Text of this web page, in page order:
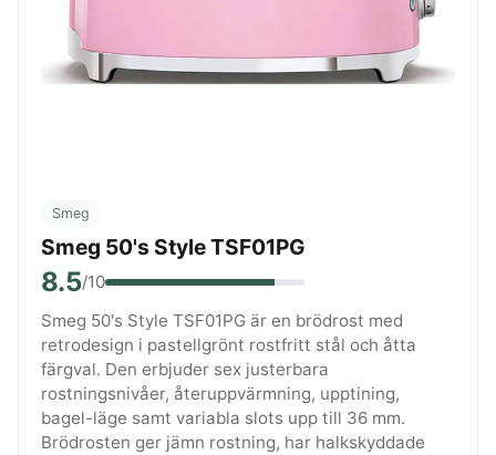
Smeg
Smeg 50's Style TSF01PG
8.5/10
Smeg 50's Style TSF01PG är en brödrost med
retrodesign i pastellgrönt rostfritt stål och åtta
färgval. Den erbjuder sex justerbara
rostningsnivåer, återuppvärmning, upptining,
bagel-läge samt variabla slots upp till 36 mm.
Brödrosten ger jämn rostning, har halkskyddade